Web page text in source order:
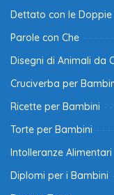
Dettato con le Doppie
Parole con Che
Disegni di Animali da
Cruciverba per
Ricette per Bambini
Torte per Bambini
Intolleranze Alimentari
Diplomi per i Bambini